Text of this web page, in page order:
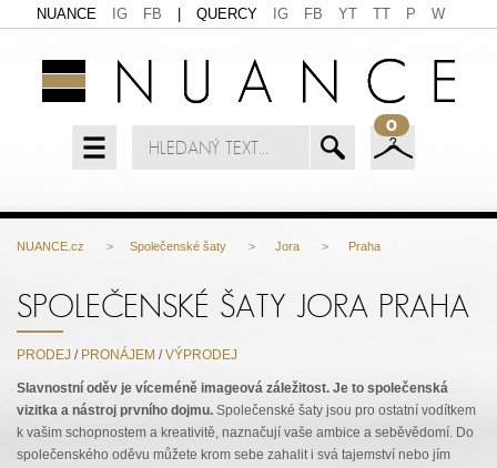
NUANCE IG FB QUERCY IG FB YT TT P W
0
NUANCE.cz > Společenské šaty > Jora > Praha
SPOLEČENSKÉ ŠATY JORA PRAHA
PRODEJ / PRONÁJEM /VÝPRODEJ
Slavnostní oděv je víceméně imageová záležitost. Je to společenská
vizitka a nástroj prvního dojmu. Společenské šaty jsou pro ostatní vodítkem
k vašim schopnostem a kreativitě, naznačují vaše ambice a seběvědomí. Do
společenského oděvu můžete krom sebe zahalit i svá tajemství nebo jím